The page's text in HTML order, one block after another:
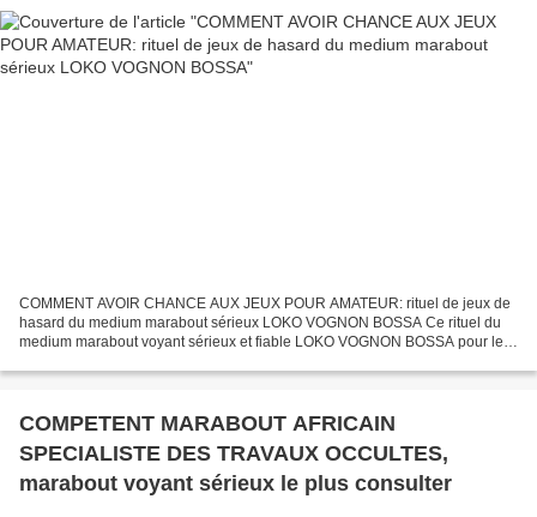
COMMENT AVOIR CHANCE AUX JEUX POUR AMATEUR: rituel de jeux de
hasard du medium marabout sérieux LOKO VOGNON BOSSA Ce rituel du
medium marabout voyant sérieux et fiable LOKO VOGNON BOSSA pour le
COMPETENT MARABOUT AFRICAIN
SPECIALISTE DES TRAVAUX OCCULTES,
marabout voyant sérieux le plus consulter